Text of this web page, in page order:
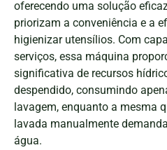
oferecendo uma solução
priorizam a conveniência e a
higienizar utensílios. Com
serviços, essa máquina
significativa de recursos
despendido, consumindo
lavagem, enquanto a mesma
lavada manualmente
água.